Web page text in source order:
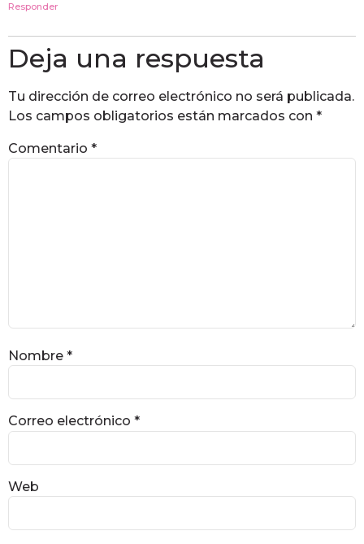
Responder
Deja una respuesta
Tu dirección de correo electrónico no será publicada.
Los campos obligatorios están marcados con *
Comentario *
Nombre *
Correo electrónico *
Web